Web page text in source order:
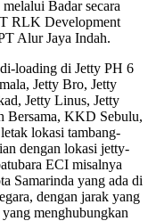
Badar secara
RLK Development
Alur Jaya Indah.
loading di Jetty PH 6
Jetty Bro, Jetty
Jetty Linus, Jetty
Bersama, KKD Sebulu,
lokasi tambang-
dengan lokasi jetty-
ECI misalnya
Samarinda yang ada di
dengan jarak yang
menghubungkan